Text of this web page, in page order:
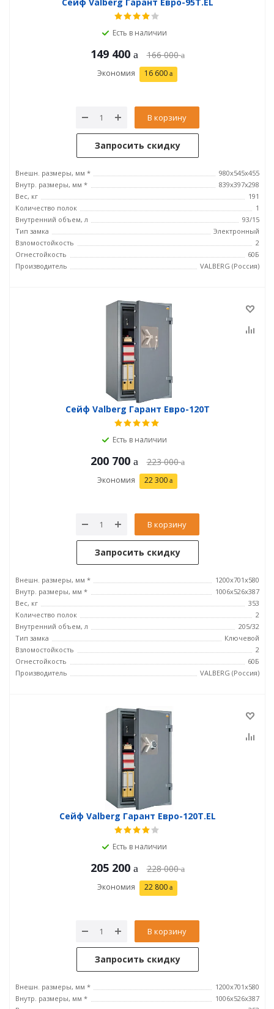
Есть в наличии
149 400 166 000
Экономия 16 600
В корзину
Запросить скидку
Внешн. размеры, мм *
980x545x455
Внутр. размеры, мм *
839x397x298
Вес, кг
191
Количество полок
1
Внутренний объем, л
93/15
Тип замка
Электронный
Взломостойкость
2
Огнестойкость
60Б
Производитель
VALBERG (Россия)
Сейф Valberg Гарант Евро-120T
Есть в наличии
200 700 223 000
Экономия 22 300
В корзину
Запросить скидку
Внешн. размеры, мм *
1200x701x580
Внутр. размеры, мм *
1006x526x387
Вес, кг
353
Количество полок
2
Внутренний объем, л
205/32
Тип замка
Ключевой
Взломостойкость
2
Огнестойкость
60Б
Производитель
VALBERG (Россия)
Сейф Valberg Гарант Евро-120T.EL
Есть в наличии
205 200 228 000
Экономия 22 800
В корзину
Запросить скидку
Внешн. размеры, мм *
1200x701x580
Внутр. размеры, мм *
1006x526x387